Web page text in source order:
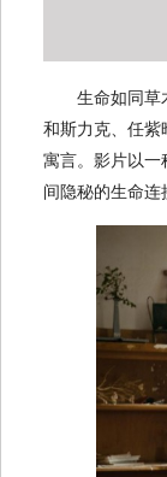
生命如同草
和斯力克、任紫
寓言。影片以一
间隐秘的生命连